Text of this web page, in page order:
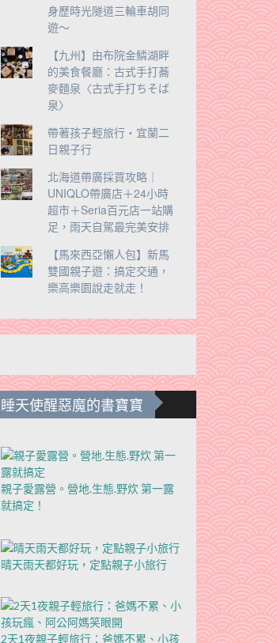
身歷時光隧道三輪車胡同
遊～
【九州】由布院金鱗湖畔
的美食餐廳：古式手打蕎
麥麵泉〈古式手打ちそば
泉〉
帶著孩子輕旅行‧宜蘭二
日親子行
北海道帶廣採買攻略｜
UNIQLO帶廣店＋24小時
超市＋Seria百元店一站購
足，雨天自駕最完美安排
【馬來西亞懶人包】新馬
雙國親子遊：搞定交通，
樂高樂園說走就走！
睡天使醒惡魔的書寶寶
親子愛露營。營地.生態.野炊 第一露
就搞定！
晴天雨天都好玩，定點親子小旅行
2天1夜親子輕旅行：爸媽不累、小孩